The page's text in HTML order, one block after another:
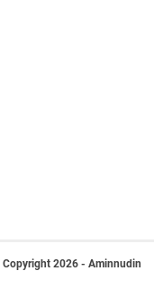
Copyright 2026 - Aminnudin